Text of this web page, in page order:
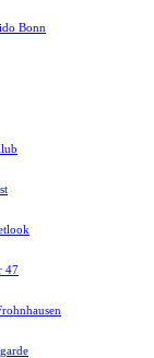
Bonn
47